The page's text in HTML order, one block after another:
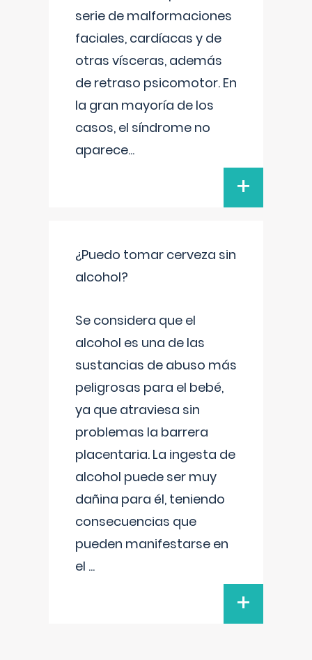
serie de malformaciones
faciales, cardíacas y de
otras vísceras, además
de retraso psicomotor. En
la gran mayoría de los
casos, el síndrome no
aparece...
+
¿Puedo tomar cerveza sin
alcohol?
Se considera que el
alcohol es una de las
sustancias de abuso más
peligrosas para el bebé,
ya que atraviesa sin
problemas la barrera
placentaria. La ingesta de
alcohol puede ser muy
dañina para él, teniendo
consecuencias que
pueden manifestarse en
el ...
+